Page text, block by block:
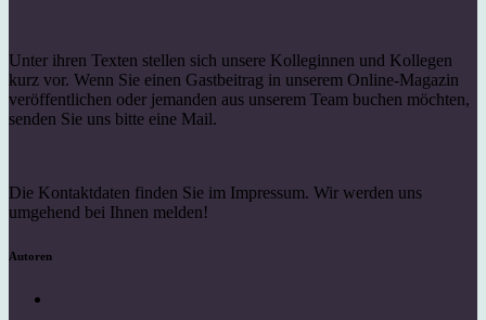
Unter ihren Texten stellen sich unsere Kolleginnen und Kollegen
kurz vor. Wenn Sie einen Gastbeitrag in unserem Online-Magazin
veröffentlichen oder jemanden aus unserem Team buchen möchten,
senden Sie uns bitte eine Mail.
Die Kontaktdaten finden Sie im Impressum. Wir werden uns
umgehend bei Ihnen melden!
Autoren